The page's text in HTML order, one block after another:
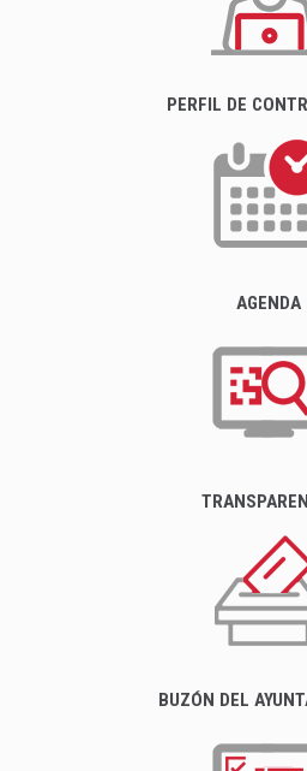
PERFIL DE
AGENDA
BUZÓN DEL